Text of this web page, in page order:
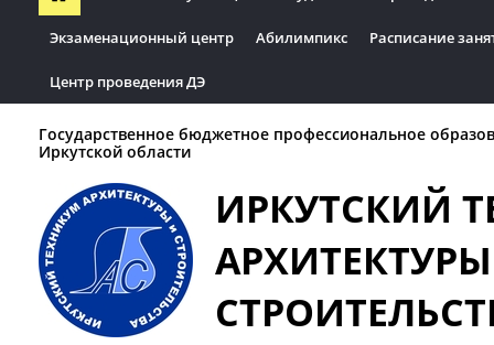
Экзаменационный центр Абилимпикс Расписание
Центр проведения ДЭ
Государственное бюджетное профессиональное
Иркутской области
ИРКУТСКИЙ